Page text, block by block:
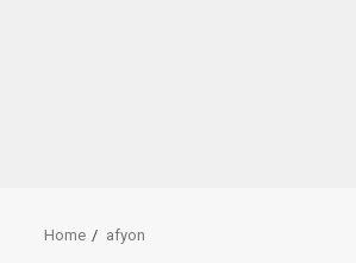
Home afyon